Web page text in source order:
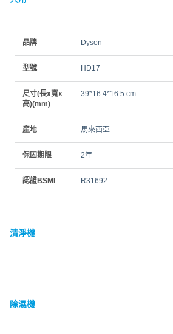
品牌 Dyson
型號 HD17
尺寸(長x寬x
高)(mm)
39*16.4*16.5 cm
產地 馬來西亞
保固期限 2年
認證BSMI R31692
清淨機
除濕機